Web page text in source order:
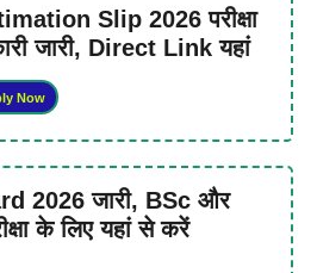
Slip 2026 परीक्षा
जारी, Direct Link यहां
Now
2026 जारी, BSc और
के लिए यहां से करें